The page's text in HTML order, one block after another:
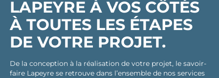
LAPEYRE À VOS CÔTÉS
À TOUTES LES ÉTAPES
DE VOTRE PROJET.
De la conception à la réalisation de votre projet, le savoir-
faire Lapeyre se retrouve dans l’ensemble de nos services